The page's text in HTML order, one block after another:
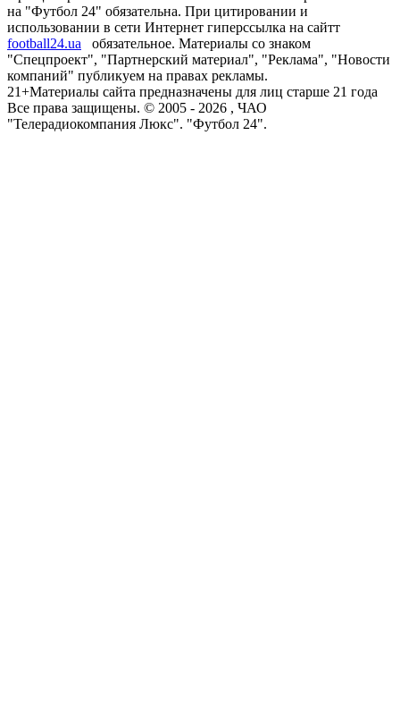
на "Футбол 24" обязательна. При цитировании и
использовании в сети Интернет гиперссылка на сайтт
football24.ua
обязательное. Материалы со знаком
"Спецпроект", "Партнерский материал", "Реклама", "Новости
компаний" публикуем на правах рекламы.
21+Материалы сайта предназначены для лиц старше 21 года
Все права защищены. © 2005 - 2026 , ЧАО
"Телерадиокомпания Люкс". "Футбол 24".